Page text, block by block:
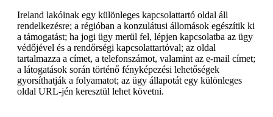
Ireland lakóinak egy különleges kapcsolattartó oldal áll
rendelkezésre; a régióban a konzulátusi állomások egészítik ki
a támogatást; ha jogi ügy merül fel, lépjen kapcsolatba az ügy
védőjével és a rendőrségi kapcsolattartóval; az oldal
tartalmazza a címet, a telefonszámot, valamint az e-mail címet;
a látogatások során történő fényképezési lehetőségek
gyorsíthatják a folyamatot; az ügy állapotát egy különleges
oldal URL-jén keresztül lehet követni.